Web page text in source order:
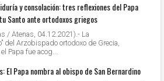
y consolación: tres reflexiones del Papa
Santo ante ortodoxos griegos
/ Atenas, 04.12.2021).- La
del Arzobispado ortodoxo de Grecia,
Papa fue acog...
El Papa nombra al obispo de San Bernardino